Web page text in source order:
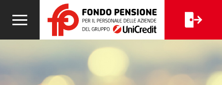
CALCOLA
LA TUA
PENSIONE